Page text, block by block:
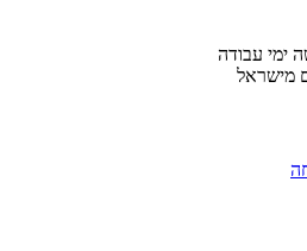
ימי עבודה
מישראל